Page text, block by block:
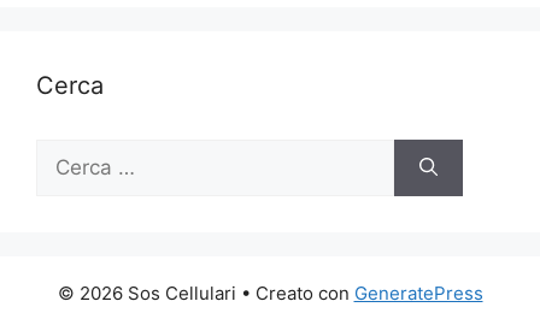
Cerca
per:
© 2026 Sos Cellulari • Creato con GeneratePress